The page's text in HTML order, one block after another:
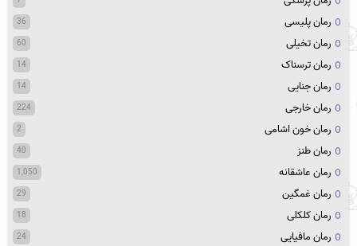
رمان پلیسی 36
رمان تخیلی 60
رمان ترسناک 14
رمان جنایی 14
رمان خارجی 224
رمان خون اشامی 2
رمان طنز 40
رمان عاشقانه 1,050
رمان غمگین 29
رمان کلکلی 18
رمان مافیایی 24